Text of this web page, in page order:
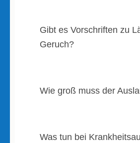
Gibt es Vorschriften zu
Geruch?
Wie groß muss der
Was tun bei